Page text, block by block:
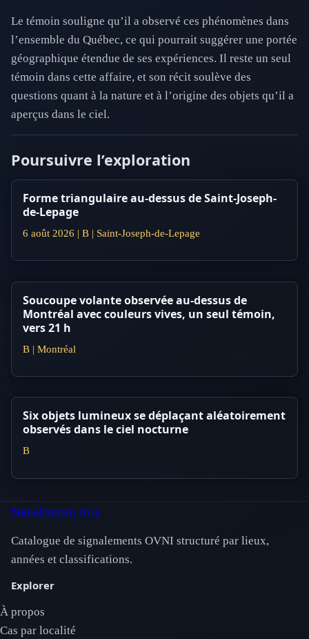
Le témoin souligne qu’il a observé ces phénomènes dans
l’ensemble du Québec, ce qui pourrait suggérer une portée
géographique étendue de ses expériences. Il reste un seul
témoin dans cette affaire, et son récit soulève des
questions quant à la nature et à l’origine des objets qu’il a
aperçus dans le ciel.
Poursuivre l’exploration
Forme triangulaire au-dessus de Saint-Joseph-
de-Lepage
6 août 2026 | B | Saint-Joseph-de-Lepage
Soucoupe volante observée au-dessus de
Montréal avec couleurs vives, un seul témoin,
vers 21 h
B | Montréal
Six objets lumineux se déplaçant aléatoirement
observés dans le ciel nocturne
B
Signalements ovni
Catalogue de signalements OVNI structuré par lieux,
années et classifications.
Explorer
À propos
Cas par localité